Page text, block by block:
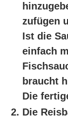
zufügen
Ist die
einfach
braucht
Die
Die